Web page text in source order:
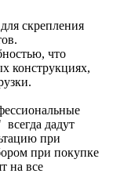
скрепления
что
конструкциях,
дадут
при
при покупке
на все